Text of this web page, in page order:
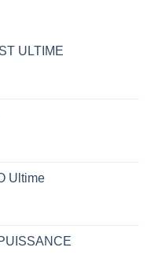
ULTIME
Ultime